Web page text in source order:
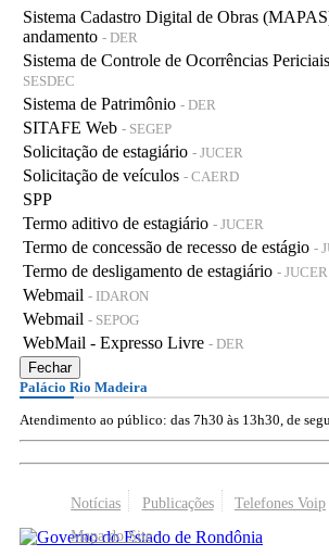
Sistema Cadastro Digital de Obras
andamento - DER
Sistema de Controle de Ocorrências Periciais
SESDEC
Sistema de Patrimônio - DER
SITAFE Web - SEGEP
Solicitação de estagiário - JUCER
Solicitação de veículos - CAERD
SPP
Termo aditivo de estagiário - JUCER
Termo de concessão de recesso de estágio -
Termo de desligamento de estagiário - JUCER
Webmail - IDARON
Webmail - SEPOG
WebMail - Expresso Livre - DER
Fechar
Palácio Rio Madeira
Atendimento ao público: das 7h30 às 13h30, de
Notícias Publicações Telefones Voip
Mapa do Site